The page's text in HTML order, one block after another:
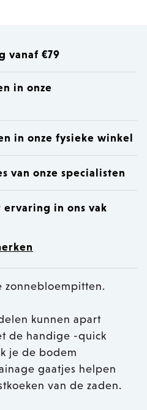
vanaf €79
in onze
in onze fysieke winkel
van onze specialisten
ervaring in ons vak
zonnebloempitten.
kunnen apart
de handige -quick
je de bodem
gaatjes helpen
van de zaden.